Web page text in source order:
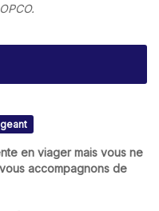
en viager mais vous ne
accompagnons de